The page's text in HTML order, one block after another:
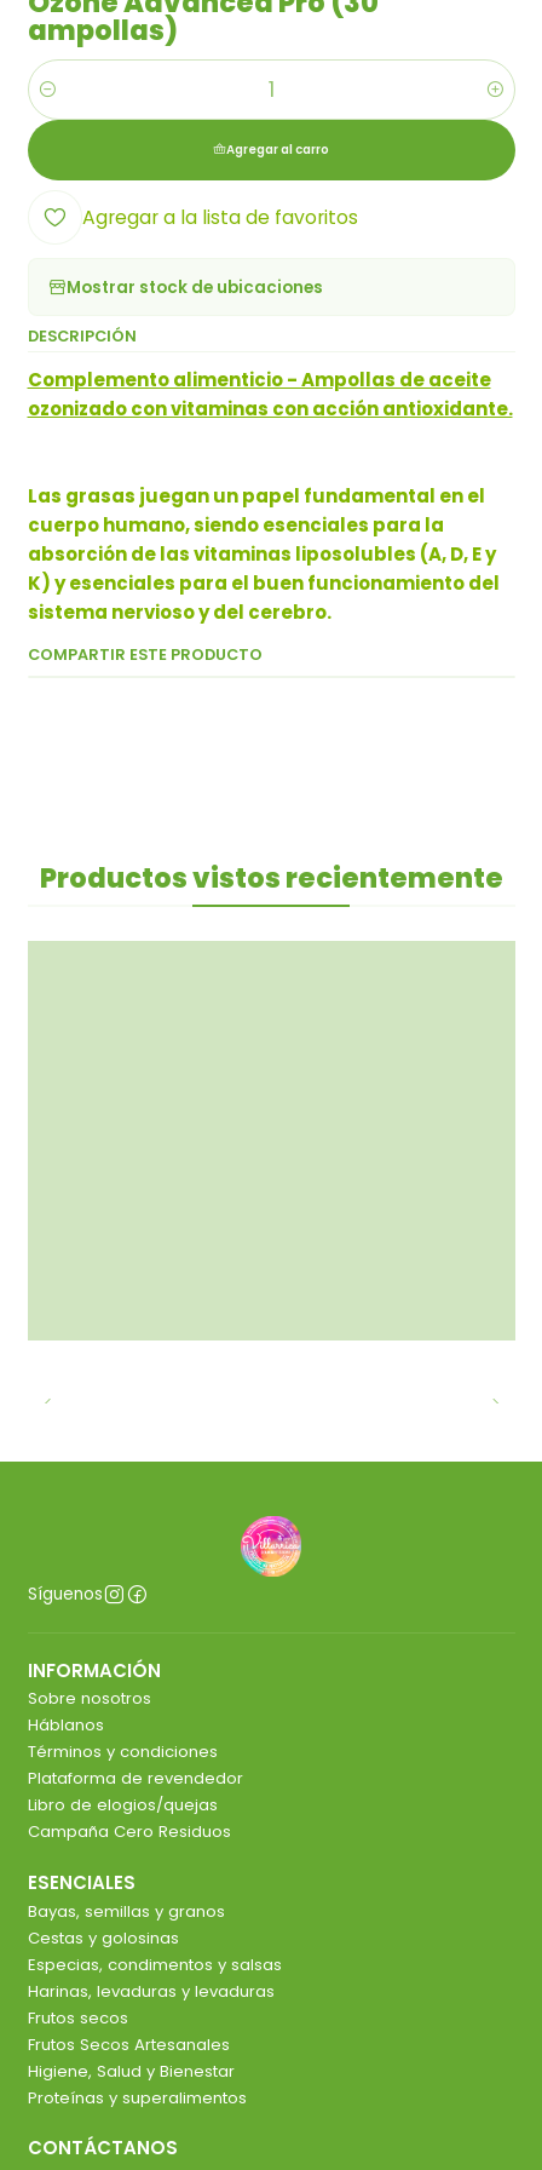
ampollas)
Cantidad
Agregar al carro
Agregar a la lista de favoritos
Mostrar stock de ubicaciones
DESCRIPCIÓN
Complemento alimenticio - Ampollas de aceite
ozonizado con vitaminas con acción antioxidante.
Las grasas juegan un papel fundamental en el
cuerpo humano, siendo esenciales para la
absorción de las vitaminas liposolubles (A, D, E y
K) y esenciales para el buen funcionamiento del
sistema nervioso y del cerebro.
COMPARTIR ESTE PRODUCTO
Productos vistos recientemente
Síguenos
INFORMACIÓN
Sobre nosotros
Háblanos
Términos y condiciones
Plataforma de revendedor
Libro de elogios/quejas
Campaña Cero Residuos
ESENCIALES
Bayas, semillas y granos
Cestas y golosinas
Especias, condimentos y salsas
Harinas, levaduras y levaduras
Frutos secos
Frutos Secos Artesanales
Higiene, Salud y Bienestar
Proteínas y superalimentos
CONTÁCTANOS